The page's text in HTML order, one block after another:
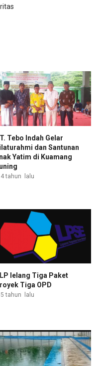
Tebo Indah Gelar
dan Santunan
Yatim di Kuamang
4 tahun lalu
lelang Tiga Paket
Tiga OPD
5 tahun lalu